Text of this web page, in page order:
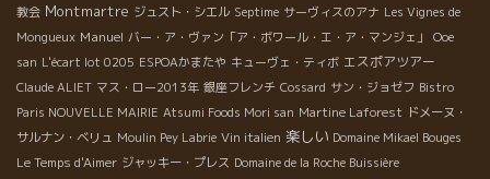
教会 Montmartre ジュスト・シエル Septime サーヴィスのアナ Les Vignes de
Mongueux Manuel バー・ア・ヴァン「ア・ボワール・エ・ア・マンジェ」
Ooe
san L'écart lot 0205 ESPOAかまたや キューヴェ・ティボ エスポアツアー
Claude ALIET マス・ロー2013年 銀座フレンチ Cossard サン・ジョゼフ Bistro
Paris NOUVELLE MAIRIE Atsumi Foods Mori san Martine Laforest ドメーヌ・
サルナン・ベリュ Moulin Pey Labrie Vin italien 楽しい Domaine Mikael Bouges
Le Temps d'Aimer ジャッキー・プレス Domaine de la Roche Buissière